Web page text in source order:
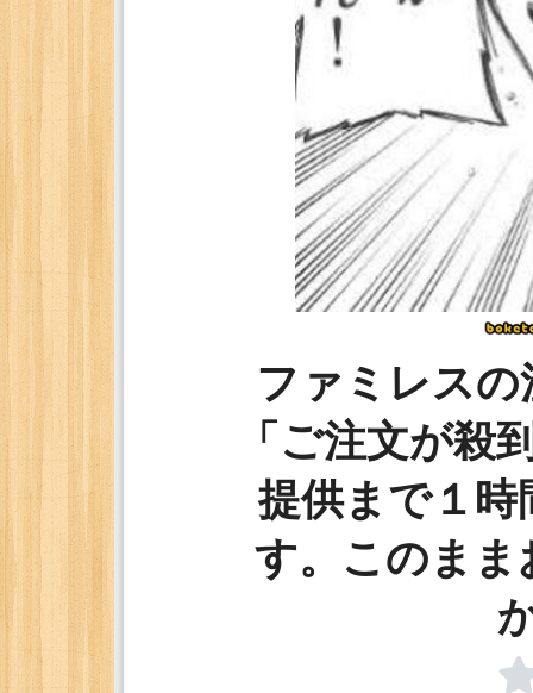
ファミレス
「ご注文が殺
提供まで１
す。このま